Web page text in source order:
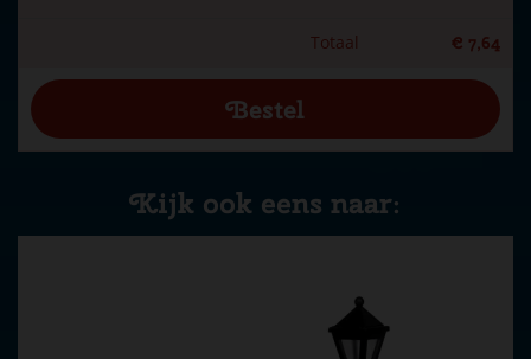
Totaal € 7,64
Kijk ook eens naar: